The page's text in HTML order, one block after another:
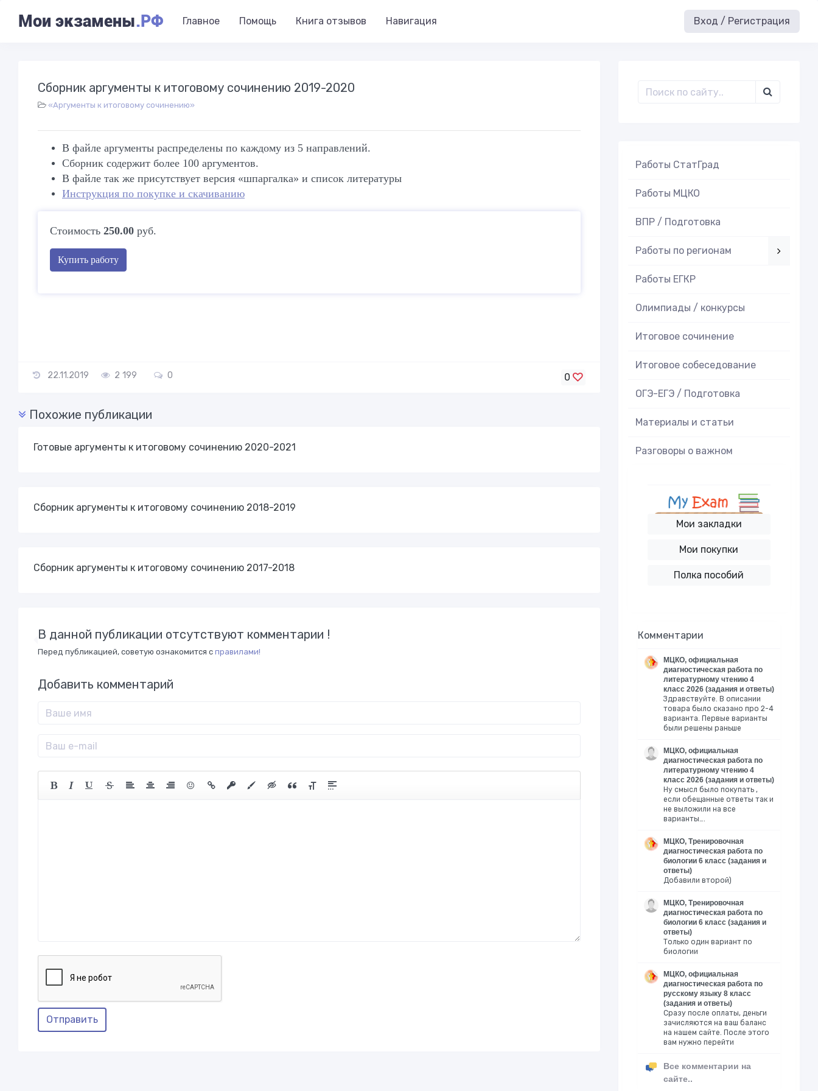
Мои экзамены.РФ Главное Помощь Книга отзывов Навигация Вход / Регистрация
Сборник аргументы к итоговому сочинению 2019-2020
«Аргументы к итоговому сочинению»
В файле аргументы распределены по каждому из 5 направлений.
Сборник содержит более 100 аргументов.
В файле так же присутствует версия «шпаргалка» и список литературы
Инструкция по покупке и скачиванию
Стоимость 250.00 руб.
Купить работу
22.11.2019 2 199 0 0
Похожие публикации
Готовые аргументы к итоговому сочинению 2020-2021
Сборник аргументы к итоговому сочинению 2018-2019
Сборник аргументы к итоговому сочинению 2017-2018
В данной публикации отсутствуют комментарии !
Перед публикацией, советую ознакомится с правилами!
Добавить комментарий
Отправить
Работы СтатГрад
Работы МЦКО
ВПР / Подготовка
Работы по регионам
Работы ЕГКР
Олимпиады / конкурсы
Итоговое cочинение
Итоговое cобеседование
ОГЭ-ЕГЭ / Подготовка
Материалы и статьи
Разговоры о важном
Мои закладки
Мои покупки
Полка пособий
Комментарии
МЦКО, официальная
диагностическая работа по
литературному чтению 4
класс 2026 (задания и ответы)
Здравствуйте. В описании
товара было сказано про 2-4
варианта. Первые варианты
были решены раньше
МЦКО, официальная
диагностическая работа по
литературному чтению 4
класс 2026 (задания и ответы)
Ну смысл было покупать ,
если обещанные ответы так и
не выложили на все
варианты….
МЦКО, Тренировочная
диагностическая работа по
биологии 6 класс (задания и
ответы)
Добавили второй)
МЦКО, Тренировочная
диагностическая работа по
биологии 6 класс (задания и
ответы)
Только один вариант по
биологии
МЦКО, официальная
диагностическая работа по
русскому языку 8 класс
(задания и ответы)
Сразу после оплаты, деньги
зачисляются на ваш баланс
на нашем сайте. После этого
вам нужно перейти
Все комментарии на
сайте..